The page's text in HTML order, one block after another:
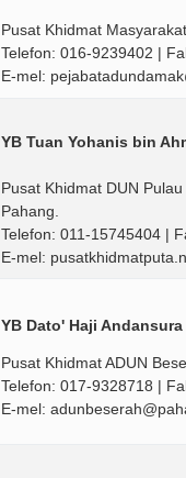
Pusat Khidmat
Telefon: 016-9239402 |
E-mel:
YB Tuan Yohanis bin
Pusat Khidmat DUN
Pahang.
Telefon: 011-15745404 |
E-mel:
YB Dato' Haji Andansura
Pusat Khidmat ADUN
Telefon: 017-9328718 |
E-mel: